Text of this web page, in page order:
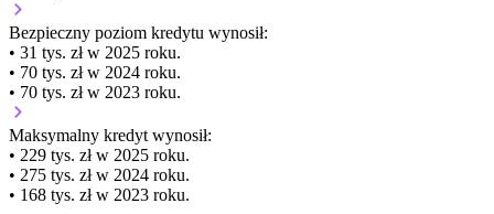
Bezpieczny poziom kredytu wynosił:
• 31 tys. zł w 2025 roku.
• 70 tys. zł w 2024 roku.
• 70 tys. zł w 2023 roku.
Maksymalny kredyt wynosił:
• 229 tys. zł w 2025 roku.
• 275 tys. zł w 2024 roku.
• 168 tys. zł w 2023 roku.